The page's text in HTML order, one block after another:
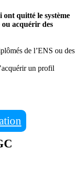
quitté le système
acquérir des
de l’ENS ou des
un profil